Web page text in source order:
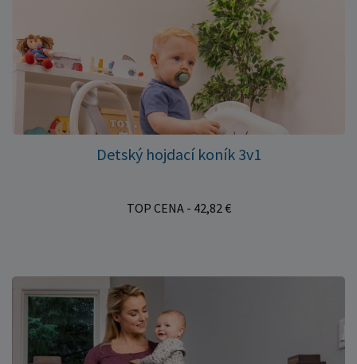
Detský hojdací koník 3v1
TOP CENA - 42,82 €